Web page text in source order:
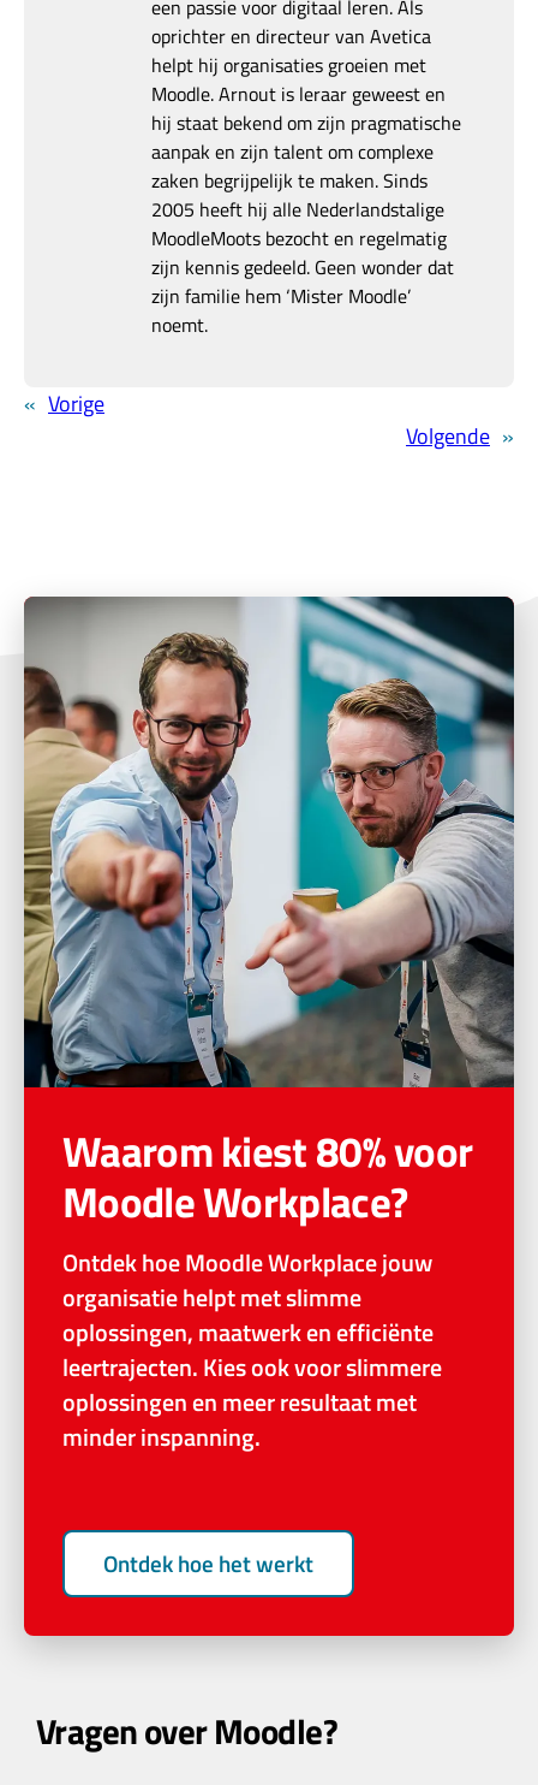
een passie voor digitaal leren. Als
oprichter en directeur van Avetica
helpt hij organisaties groeien met
Moodle. Arnout is leraar geweest en
hij staat bekend om zijn pragmatische
aanpak en zijn talent om complexe
zaken begrijpelijk te maken. Sinds
2005 heeft hij alle Nederlandstalige
MoodleMoots bezocht en regelmatig
zijn kennis gedeeld. Geen wonder dat
zijn familie hem ‘Mister Moodle’
noemt.
« Vorige
Volgende »
Waarom kiest 80% voor
Moodle Workplace?
Ontdek hoe Moodle Workplace jouw
organisatie helpt met slimme
oplossingen, maatwerk en efficiënte
leertrajecten. Kies ook voor slimmere
oplossingen en meer resultaat met
minder inspanning.
Ontdek hoe het werkt
Vragen over Moodle?